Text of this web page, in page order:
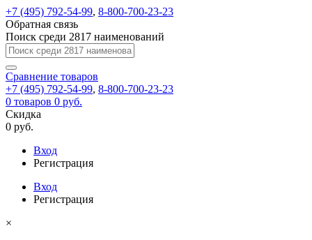
+7 (495) 792-54-99, 8-800-700-23-23
Обратная связь
Поиск среди 2817 наименований
Сравнение товаров
+7 (495) 792-54-99, 8-800-700-23-23
0 товаров 0 руб.
Скидка
0 руб.
Вход
Регистрация
Вход
Регистрация
×